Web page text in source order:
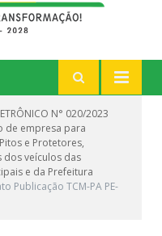
N° 020/2023
de empresa para
e Protetores,
dos veículos das
e da Prefeitura
Publicação TCM-PA PE-